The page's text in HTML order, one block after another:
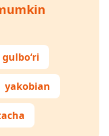
gulbo‘ri
yakobian